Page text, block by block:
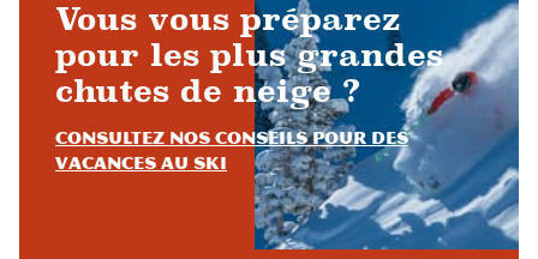
Vous vous préparez
pour les plus grandes
chutes de neige ?
Consultez nos conseils pour des
vacances au ski